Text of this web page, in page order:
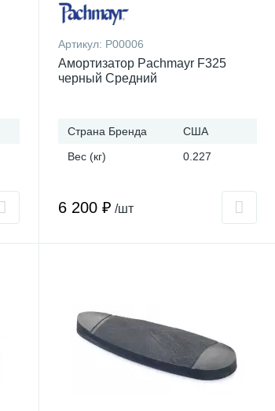
Артикул: P00006
Амортизатор Pachmayr F325
черный Средний
Страна Бренда
США
Вес (кг)
0.227
6 200 ₽ /шт